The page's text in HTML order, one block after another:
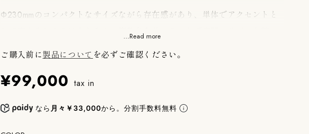
Φ230mmのコンパクトなサイズながら存在感があり、単体でアクセントと
して取り入れるのはもちろん、複数台を並べることで空間にリズムと統一
の彩りを添える名作照明です。
定格/口金：E26 40W（LED電球対応可）
...Read more
ご購入前に製品について を必ずご確認ください。
¥99,000 tax in
なら 月々￥33,000から。分割手数料無料